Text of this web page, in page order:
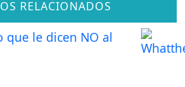
RELACIONADOS